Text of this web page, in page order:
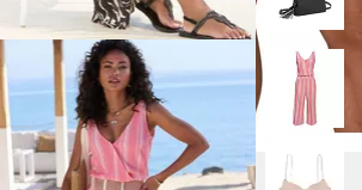
RIVERSO